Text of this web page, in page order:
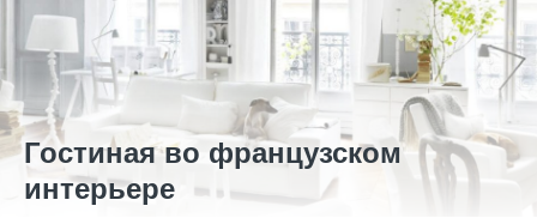
Гостиная во французском
интерьере